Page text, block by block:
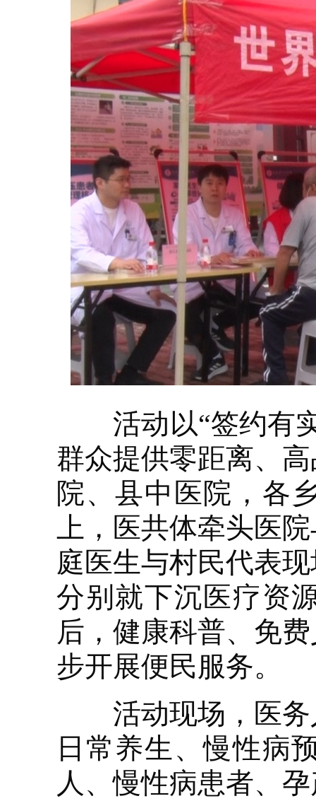
活动以“签约有实
群众提供零距离、
院、县中医院，各
上，医共体牵头医
庭医生与村民代表
分别就下沉医疗资
后，健康科普、免
步开展便民服务。
活动现场，医务
日常养生、慢性病
人、慢性病患者、